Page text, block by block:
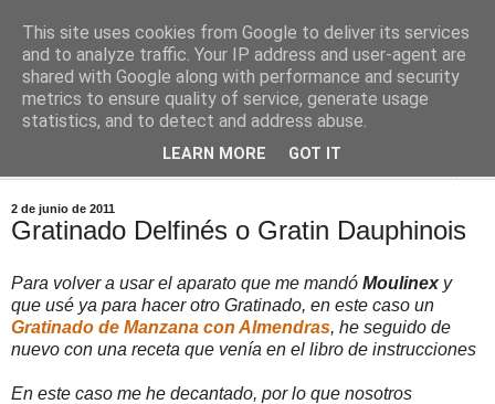
Comoju
La Cocina del Día a Día y el día a día de la Gastronomía
2 de junio de 2011
Gratinado Delfinés o Gratin Dauphinois
Para volver a usar el aparato que me mandó Moulinexy
que usé ya para hacer otro Gratinado, en este caso un
Gratinado de Manzana con Almendras, he seguido de
nuevo con una receta que venía en el libro de instrucciones
En este caso me he decantado, por lo que nosotros
This site uses cookies from Google to deliver its services
and to analyze traffic. Your IP address and user-agent are
shared with Google along with performance and security
metrics to ensure quality of service, generate usage
statistics, and to detect and address abuse.
LEARN MORE GOT IT